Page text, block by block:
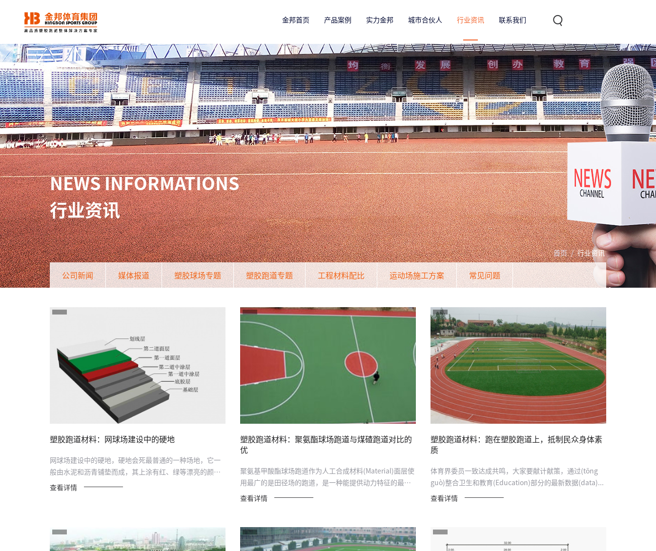
金邦首页 产品案例 实力金邦 城市合伙人 行业资讯 联系我们
NEWS INFORMATIONS
行业资讯
首页 / 行业资讯
公司新闻 媒体报道 塑胶球场专题 塑胶跑道专题 工程材料配比 运动场施工方案 常见问题
塑胶跑道材料：网球场建设中的硬地
网球场建设中的硬地，硬地会死最普通的一种场地，它一
般由水泥和沥青铺垫而成，其上涂有红、绿等漂亮的颜色
或铺有一层...
查看详情
塑胶跑道材料：聚氨酯球场跑道与煤碴跑道对比的
优
聚氨基甲酸酯球场跑道作为人工合成材料(Material)面层使
用最广的是田径场的跑道，是一种能提供动力特征的最佳
组合的运...
查看详情
塑胶跑道材料：跑在塑胶跑道上，抵制民众身体素
质
体育界委员一致达成共鸣，大家要献计献策，通过(tōng
guò)整合卫生和教育(Education)部分的最新数据(data)...
查看详情